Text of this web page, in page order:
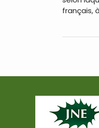
français,